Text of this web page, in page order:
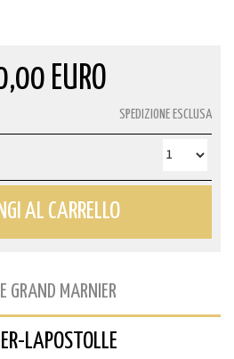
EURO
SPEDIZIONE ESCLUSA
AL CARRELLO
GRAND MARNIER
LAPOSTOLLE